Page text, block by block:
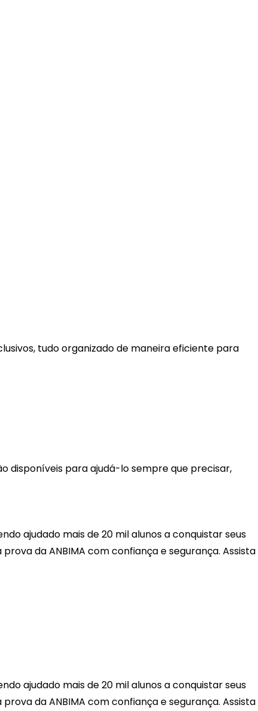
tudo organizado de maneira eficiente para
disponíveis para ajudá-lo sempre que precisar,
ajudado mais de 20 mil alunos a conquistar seus
da ANBIMA com confiança e segurança. Assista
ajudado mais de 20 mil alunos a conquistar seus
da ANBIMA com confiança e segurança. Assista